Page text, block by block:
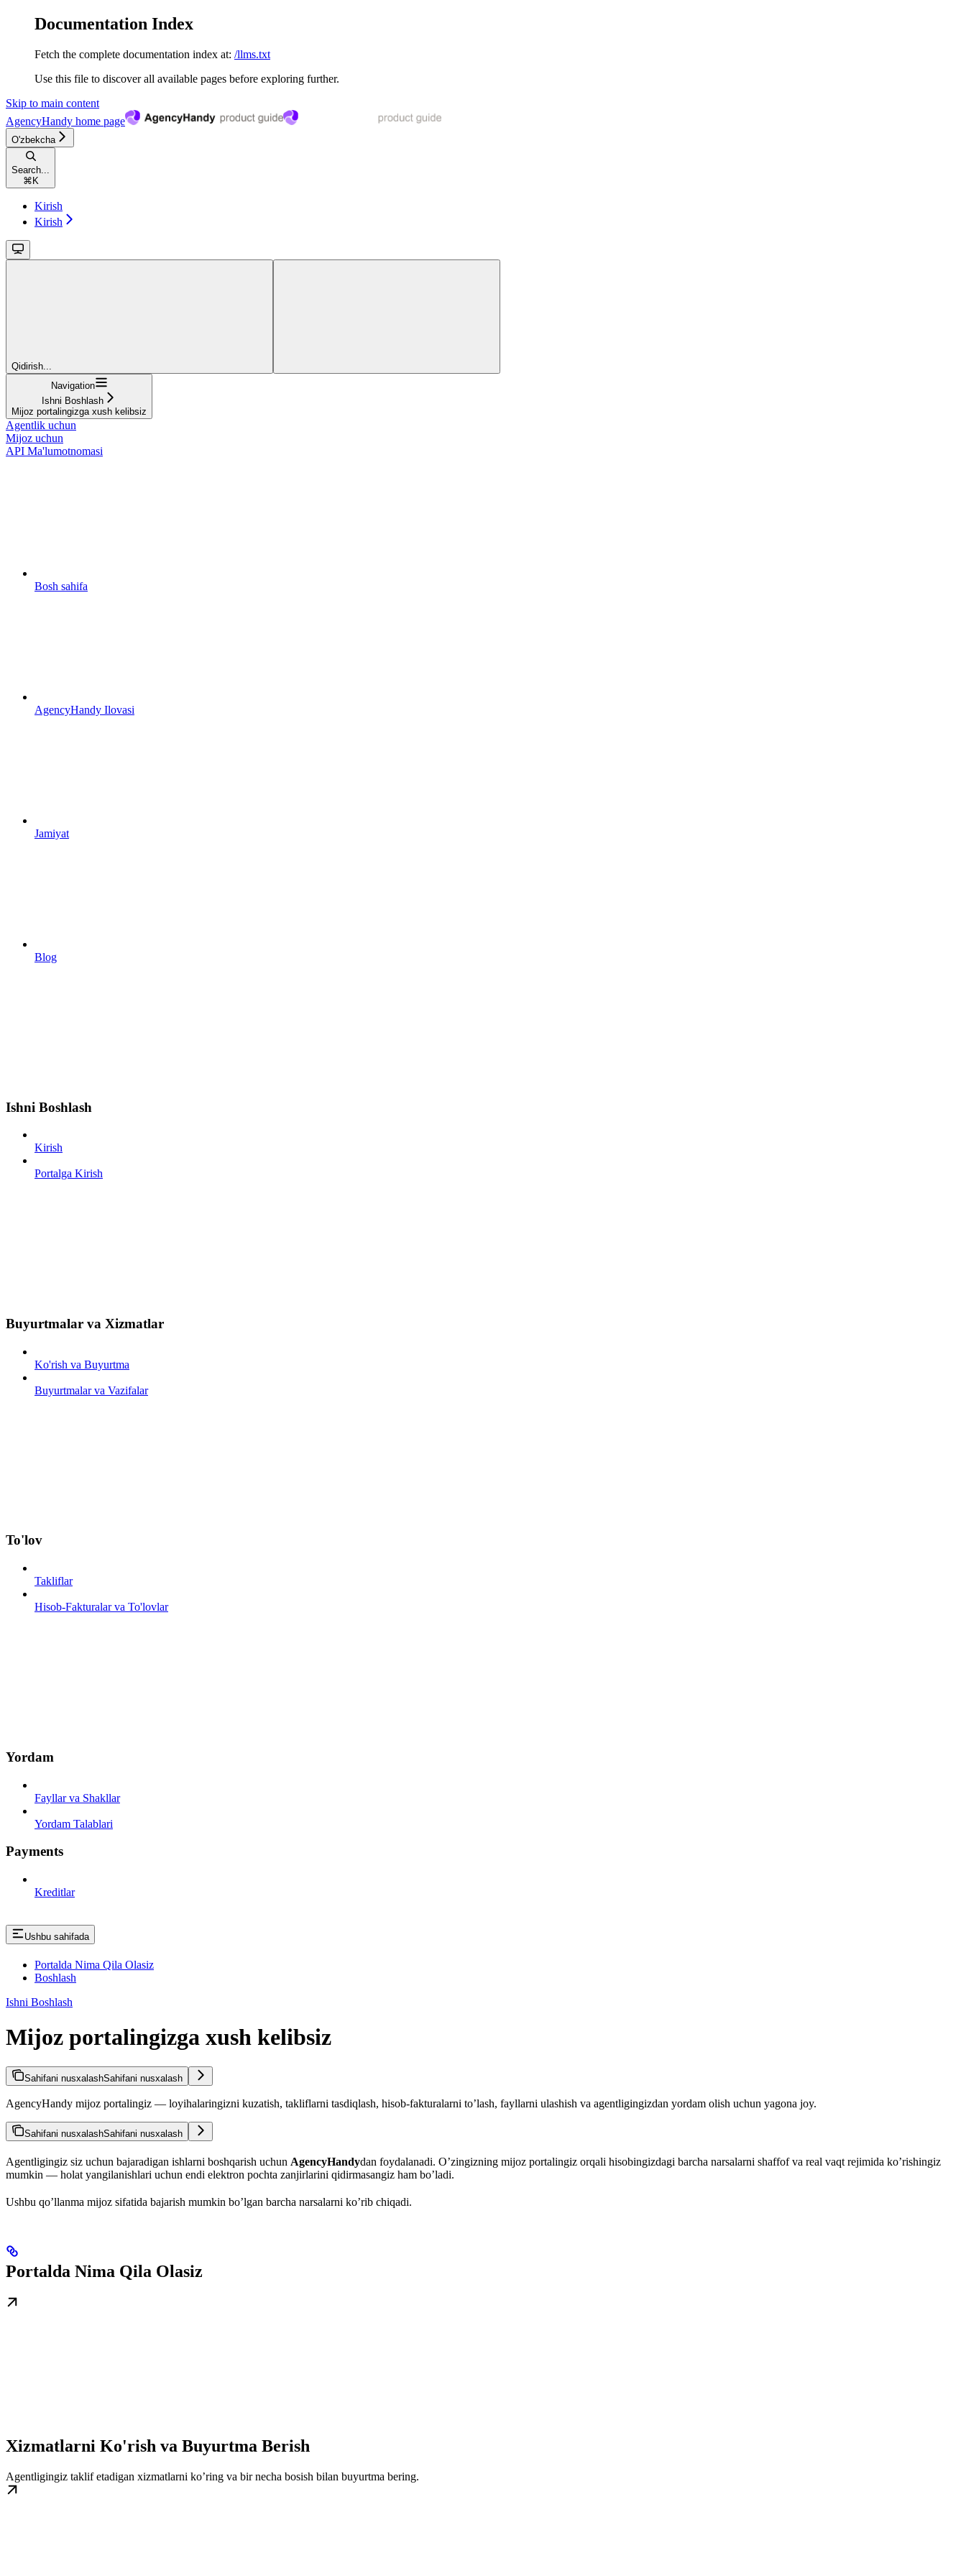
Documentation Index
Fetch the complete documentation index at: /llms.txt
Use this file to discover all available pages before exploring further.
Skip to main content
AgencyHandy home page
O'zbekcha
Search...
⌘ K
Kirish
Kirish
Qidirish...
Navigation
Ishni Boshlash
Mijoz portalingizga xush kelibsiz
Agentlik uchun
Mijoz uchun
API Ma'lumotnomasi
Bosh sahifa
AgencyHandy Ilovasi
Jamiyat
Blog
Ishni Boshlash
Kirish
Portalga Kirish
Buyurtmalar va Xizmatlar
Ko'rish va Buyurtma
Buyurtmalar va Vazifalar
To'lov
Takliflar
Hisob-Fakturalar va To'lovlar
Yordam
Fayllar va Shakllar
Yordam Talablari
Payments
Kreditlar
Ushbu sahifada
Portalda Nima Qila Olasiz
Boshlash
Ishni Boshlash
Mijoz portalingizga xush kelibsiz
Sahifani nusxalashSahifani nusxalash
AgencyHandy mijoz portalingiz — loyihalaringizni kuzatish, takliflarni tasdiqlash, hisob-fakturalarni to’lash, fayllarni ulashish va agentligingizdan yordam olish uchun yagona joy.
Sahifani nusxalashSahifani nusxalash
Agentligingiz siz uchun bajaradigan ishlarni boshqarish uchun AgencyHandydan foydalanadi. O’zingizning mijoz portalingiz orqali hisobingizdagi barcha narsalarni shaffof va real vaqt rejimida ko’rishingiz
mumkin — holat yangilanishlari uchun endi elektron pochta zanjirlarini qidirmasangiz ham bo’ladi.
Ushbu qo’llanma mijoz sifatida bajarish mumkin bo’lgan barcha narsalarni ko’rib chiqadi.
Portalda Nima Qila Olasiz
Xizmatlarni Ko'rish va Buyurtma Berish
Agentligingiz taklif etadigan xizmatlarni ko’ring va bir necha bosish bilan buyurtma bering.